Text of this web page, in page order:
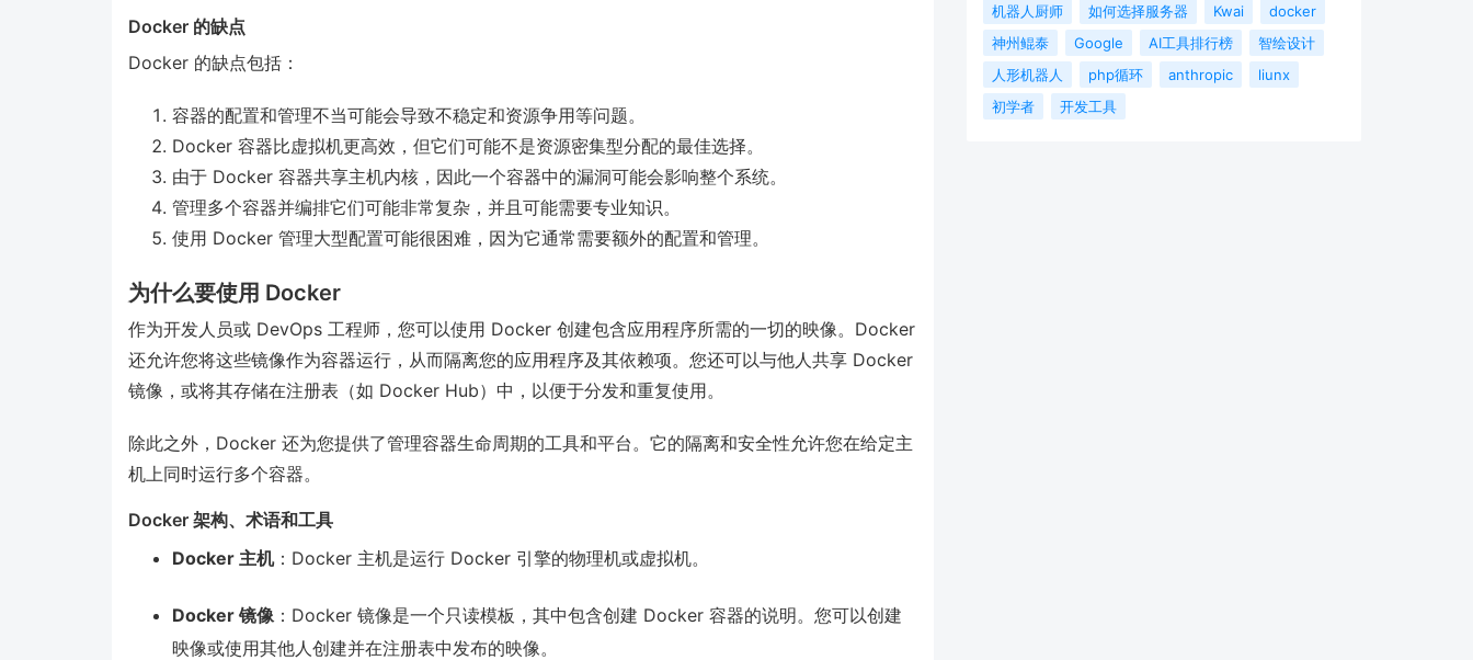
Docker 的缺点
Docker 的缺点包括：
容器的配置和管理不当可能会导致不稳定和资源争用等问题。
Docker 容器比虚拟机更高效，但它们可能不是资源密集型分配的最佳选择。
由于 Docker 容器共享主机内核，因此一个容器中的漏洞可能会影响整个系统。
管理多个容器并编排它们可能非常复杂，并且可能需要专业知识。
使用 Docker 管理大型配置可能很困难，因为它通常需要额外的配置和管理。
为什么要使用 Docker
作为开发人员或 DevOps 工程师，您可以使用 Docker 创建包含应用程序所需的一切的映像。Docker
还允许您将这些镜像作为容器运行，从而隔离您的应用程序及其依赖项。您还可以与他人共享 Docker
镜像，或将其存储在注册表（如 Docker Hub）中，以便于分发和重复使用。
除此之外，Docker 还为您提供了管理容器生命周期的工具和平台。它的隔离和安全性允许您在给定主
机上同时运行多个容器。
Docker 架构、术语和工具
Docker 主机：Docker 主机是运行 Docker 引擎的物理机或虚拟机。
Docker 镜像：Docker 镜像是一个只读模板，其中包含创建 Docker 容器的说明。您可以创建
映像或使用其他人创建并在注册表中发布的映像。
机器人厨师
如何选择服务器 Kwai
docker
神州鲲泰
Google AI工具排行榜
智绘设计
人形机器人
php循环 anthropic
liunx
初学者
开发工具